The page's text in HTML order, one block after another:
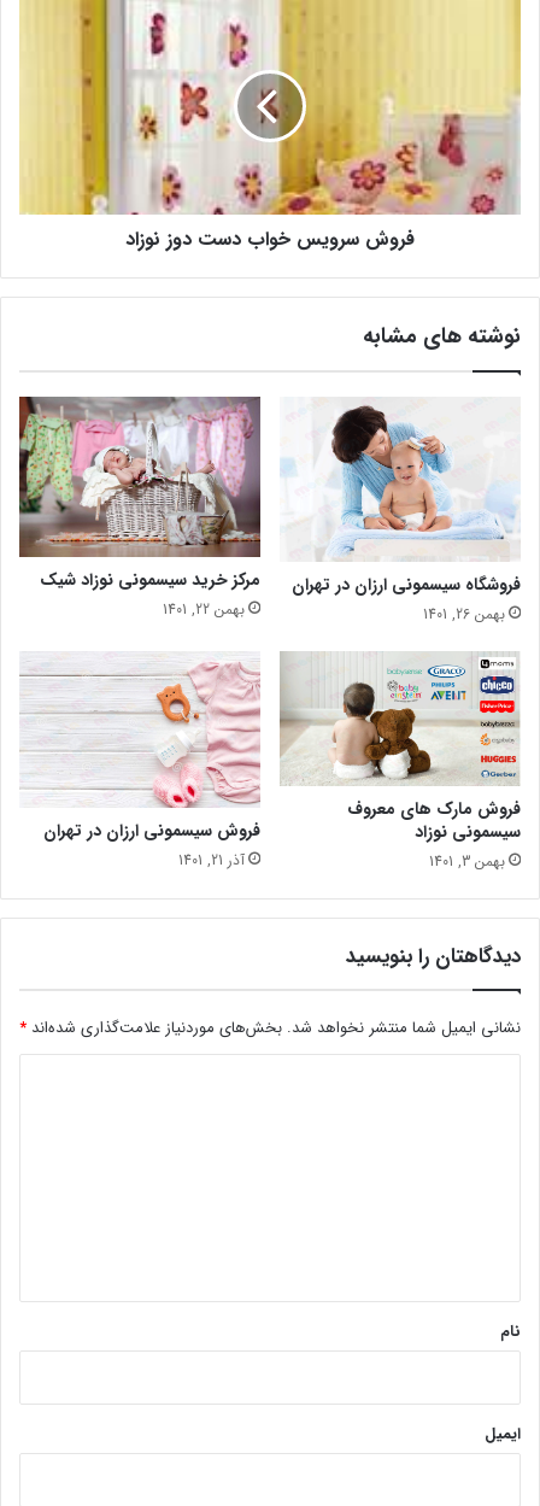
فروش سرویس خواب دست دوز نوزاد
نوشته های مشابه
فروشگاه سیسمونی ارزان در تهران
بهمن 26, 1401
مرکز خرید سیسمونی نوزاد شیک
بهمن 22, 1401
فروش مارک های معروف
سیسمونی نوزاد
بهمن 3, 1401
فروش سیسمونی ارزان در تهران
آذر 21, 1401
دیدگاهتان را بنویسید
نشانی ایمیل شما منتشر نخواهد شد. بخش‌های موردنیاز علامت‌گذاری شده‌اند *
نام
ایمیل